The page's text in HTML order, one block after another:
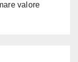
valore